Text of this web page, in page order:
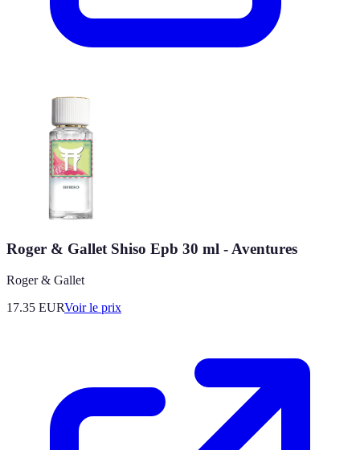
Roger & Gallet Shiso Epb 30 ml - Aventures
Roger & Gallet
17.35 EURVoir le prix